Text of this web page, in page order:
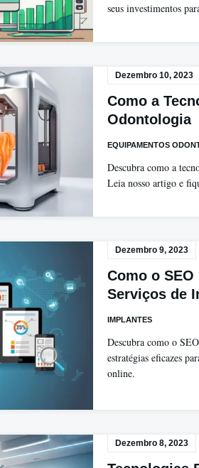
seus investimentos
Dezembro 10, 2023
Como a
Odontologia
EQUIPAMENTOS
Descubra como a
Leia nosso artigo e
Dezembro 9, 2023
Como o
Serviços de
IMPLANTES
Descubra como o
estratégias eficazes
online.
Dezembro 8, 2023